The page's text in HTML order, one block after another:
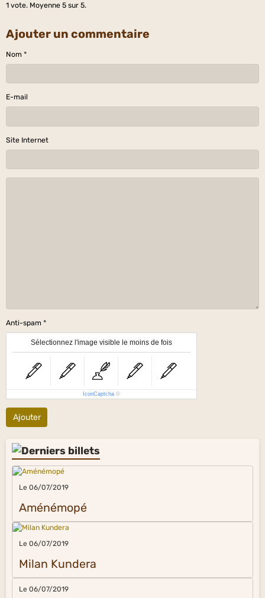
1 vote. Moyenne 5 sur 5.
Ajouter un commentaire
Nom
E-mail
Site Internet
Anti-spam
Sélectionnez l'image visible le moins de fois
IconCaptcha ©
Ajouter
Le 06/07/2019
Aménémopé
Le 06/07/2019
Milan Kundera
Le 06/07/2019